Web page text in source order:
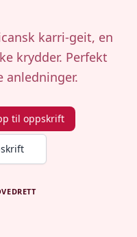
karri-geit, en
krydder. Perfekt
anledninger.
til oppskrift